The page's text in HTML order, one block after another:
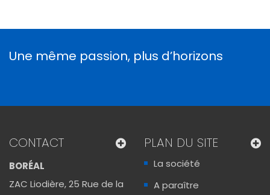
Une même passion, plus d’horizons
CONTACT
BORÉAL
ZAC Liodière, 25 Rue de la
PLAN DU SITE
La société
A paraître